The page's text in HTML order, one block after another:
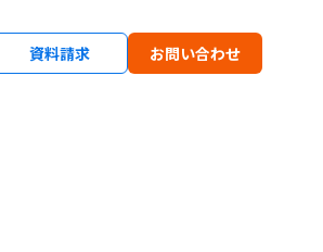
資料請求 お問い合わせ